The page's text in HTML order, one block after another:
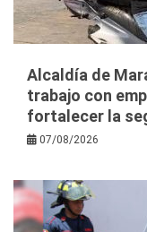
Alcaldía de
trabajo con
fortalecer la
07/08/2026